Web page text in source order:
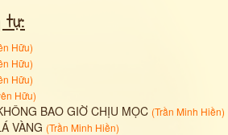
tự:
Hữu)
Hữu)
Hữu)
Hữu)
BAO GIỜ CHỊU MỌC (Trần Minh Hiền)
VÀNG (Trần Minh Hiền)